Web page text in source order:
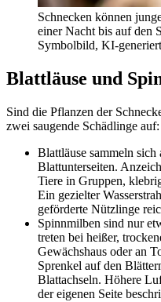
Schnecken können
einer Nacht bis auf den
Symbolbild, KI-generiert
Blattläuse und
Sind die Pflanzen der
zwei saugende Schädlinge auf:
Blattläuse sammeln
Blattunterseiten.
Tiere in Gruppen,
Ein gezielter
geförderte Nützlinge
Spinnmilben sind nur
treten bei heißer,
Gewächshaus oder an
Sprenkel auf den
Blattachseln. Höhere
der eigenen Seite